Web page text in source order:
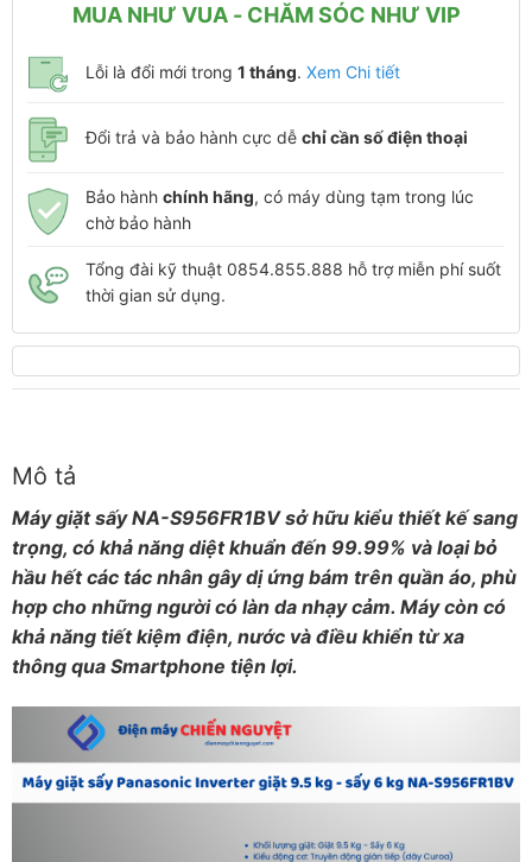
MUA NHƯ VUA - CHĂM SÓC NHƯ VIP
Lỗi là đổi mới trong 1 tháng. Xem Chi tiết
Đổi trả và bảo hành cực dễ chỉ cần số điện thoại
Bảo hành chính hãng, có máy dùng tạm trong lúc
chờ bảo hành
Tổng đài kỹ thuật 0854.855.888 hỗ trợ miễn phí suốt
thời gian sử dụng.
Mô tả
Máy giặt sấy NA-S956FR1BV sở hữu kiểu thiết kế sang
trọng, có khả năng diệt khuẩn đến 99.99% và loại bỏ
hầu hết các tác nhân gây dị ứng bám trên quần áo, phù
hợp cho những người có làn da nhạy cảm. Máy còn có
khả năng tiết kiệm điện, nước và điều khiển từ xa
thông qua Smartphone tiện lợi.